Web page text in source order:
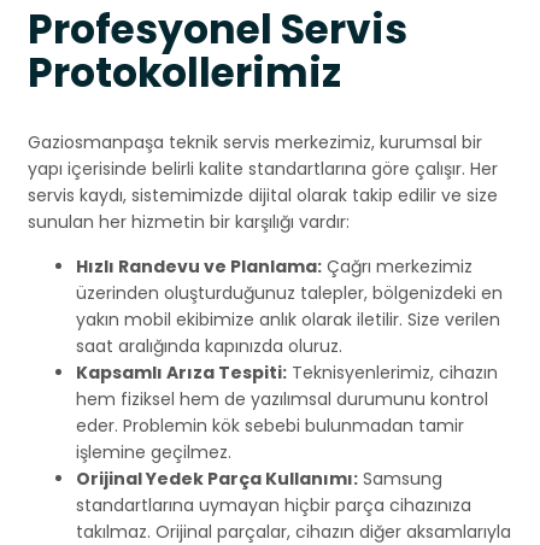
Profesyonel Servis
Protokollerimiz
Gaziosmanpaşa teknik servis merkezimiz, kurumsal bir
yapı içerisinde belirli kalite standartlarına göre çalışır. Her
servis kaydı, sistemimizde dijital olarak takip edilir ve size
sunulan her hizmetin bir karşılığı vardır:
Hızlı Randevu ve Planlama: Çağrı merkezimiz
üzerinden oluşturduğunuz talepler, bölgenizdeki en
yakın mobil ekibimize anlık olarak iletilir. Size verilen
saat aralığında kapınızda oluruz.
Kapsamlı Arıza Tespiti: Teknisyenlerimiz, cihazın
hem fiziksel hem de yazılımsal durumunu kontrol
eder. Problemin kök sebebi bulunmadan tamir
işlemine geçilmez.
Orijinal Yedek Parça Kullanımı: Samsung
standartlarına uymayan hiçbir parça cihazınıza
takılmaz. Orijinal parçalar, cihazın diğer aksamlarıyla